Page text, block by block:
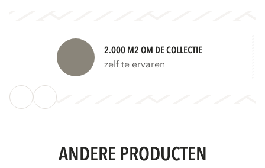
2.000 M2 OM DE COLLECTIE
zelf te ervaren
ANDERE PRODUCTEN